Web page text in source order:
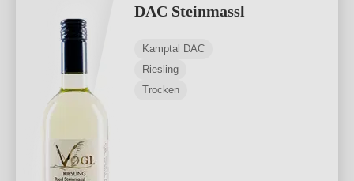
DAC Steinmassl
Kamptal DAC
Riesling
Trocken